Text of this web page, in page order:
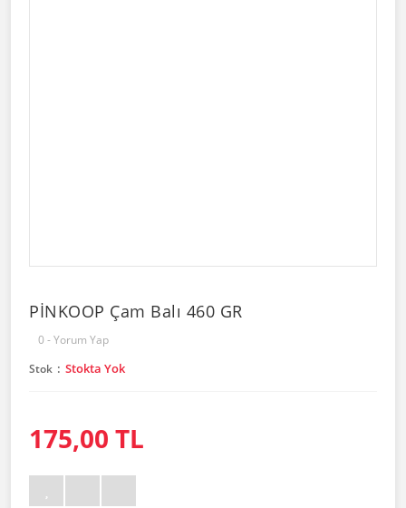
PİNKOOP Çam Balı 460 GR
0 - Yorum Yap
Stok
Stokta Yok
175,00 TL